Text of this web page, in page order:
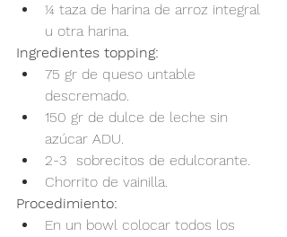
¼ taza de harina de arroz integral
u otra harina.
Ingredientes topping:
75 gr de queso untable
descremado.
150 gr de dulce de leche sin
azúcar ADU.
2-3  sobrecitos de edulcorante.
Chorrito de vainilla.
Procedimiento:
En un bowl colocar todos los